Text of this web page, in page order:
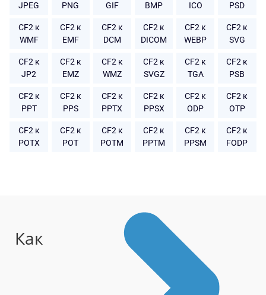
JPEG
PNG
GIF
BMP
ICO
PSD
CF2 к
WMF
CF2 к
EMF
CF2 к
DCM
CF2 к
DICOM
CF2 к
WEBP
CF2 к
SVG
CF2 к
JP2
CF2 к
EMZ
CF2 к
WMZ
CF2 к
SVGZ
CF2 к
TGA
CF2 к
PSB
CF2 к
PPT
CF2 к
PPS
CF2 к
PPTX
CF2 к
PPSX
CF2 к
ODP
CF2 к
OTP
CF2 к
POTX
CF2 к
POT
CF2 к
POTM
CF2 к
PPTM
CF2 к
PPSM
CF2 к
FODP
Как